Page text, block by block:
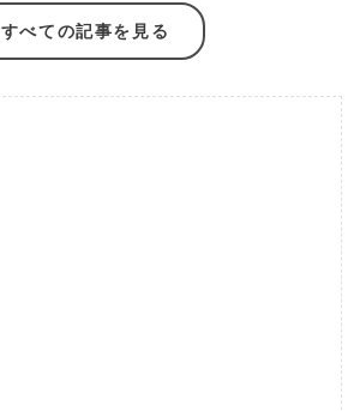
すべての記事を見る